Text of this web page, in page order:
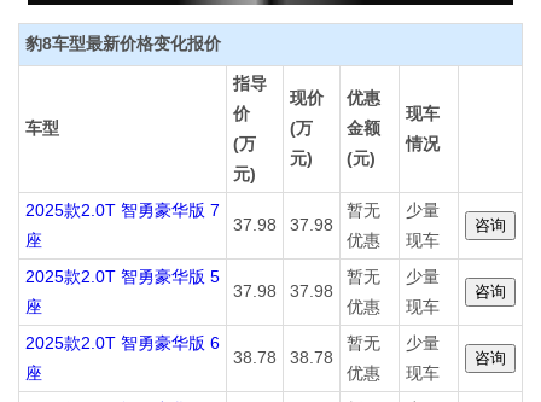
豹8车型最新价格变化报价
车型
指导
价
(万
元)
现价
(万
元)
优惠
金额
(元)
现车
情况
2025款2.0T 智勇豪华版 7
座
37.98 37.98
暂无
优惠
少量
现车
2025款2.0T 智勇豪华版 5
座
37.98 37.98
暂无
优惠
少量
现车
2025款2.0T 智勇豪华版 6
座
38.78 38.78
暂无
优惠
少量
现车